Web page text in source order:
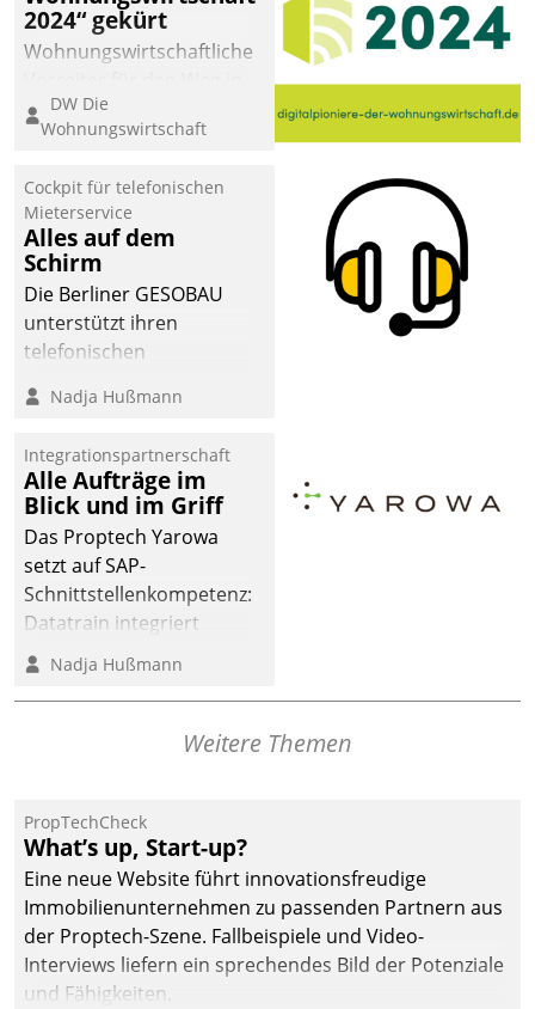
2024“ gekürt
Wohnungswirtschaftliche
eine digitale Zukunft zu
finden, ist das Ziel des
der
Wohnungswirtschaft“.
Bewerben können sich
dafür ein Team
bestehend aus
Wohnungsunternehmen
und PropTech.
DW Die
Wohnungswirtschaft
Cockpit für telefonischen
Mieterservice
Alles auf dem
Schirm
Die Berliner GESOBAU
unterstützt ihren
telefonischen
digitalen Cockpit, das
passende Fragen und
Schlagworte auswirft.
Eine intuitive
Dialogführung ermöglicht
dem externen
Serviceteam, Anrufe von
Mietenden zügiger und
effizienter zu bearbeiten.
Nadja Hußmann
Integrationspartnerschaft
Alle Aufträge im
Blick und im Griff
Das Proptech Yarowa
setzt auf SAP-
Schnittstellenkompetenz:
Datatrain integriert
Yarowas Portal zur
Vergabe und Verwaltung
von Aufträgen der
deutscher
Wohnungsunternehmen
– und beschleunigt damit
den Weg vom
Mieteranliegen zum
Dienstleisterauftrag.
Nadja Hußmann
Weitere Themen
PropTechCheck
What’s up, Start-up?
Eine neue Website führt innovationsfreudige
Immobilienunternehmen zu passenden Partnern aus
der Proptech-Szene. Fallbeispiele und Video-
Interviews liefern ein sprechendes Bild der Potenziale
und Fähigkeiten.